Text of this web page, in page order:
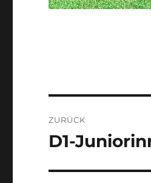
ZURÜCK
Vorheriger
D1-